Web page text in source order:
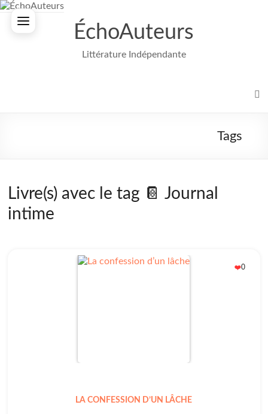
Aller
ÉchoAuteurs
Littérature Indépendante
Tags
Livre(s) avec le tag 📔 Journal
intime
❤️0
LA CONFESSION D’UN LÂCHE